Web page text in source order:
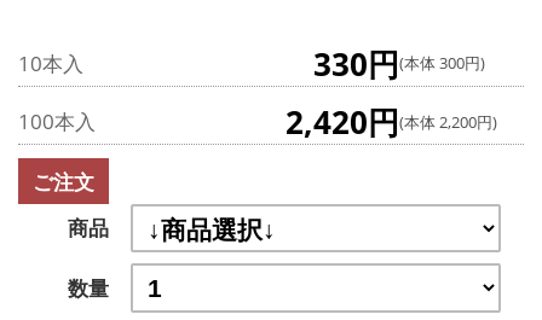
10本入 330円(本体 300円)
100本入 2,420円(本体 2,200円)
ご注文
商品
数量